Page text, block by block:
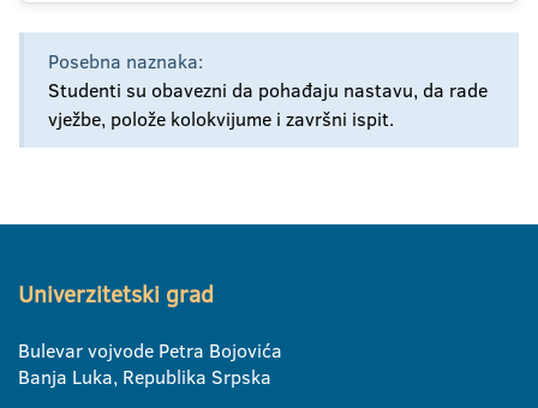
Posebna naznaka:
Studenti su obavezni da pohađaju nastavu, da rade
vježbe, polože kolokvijume i završni ispit.
Univerzitetski grad
Bulevar vojvode Petra Bojovića
Banja Luka, Republika Srpska